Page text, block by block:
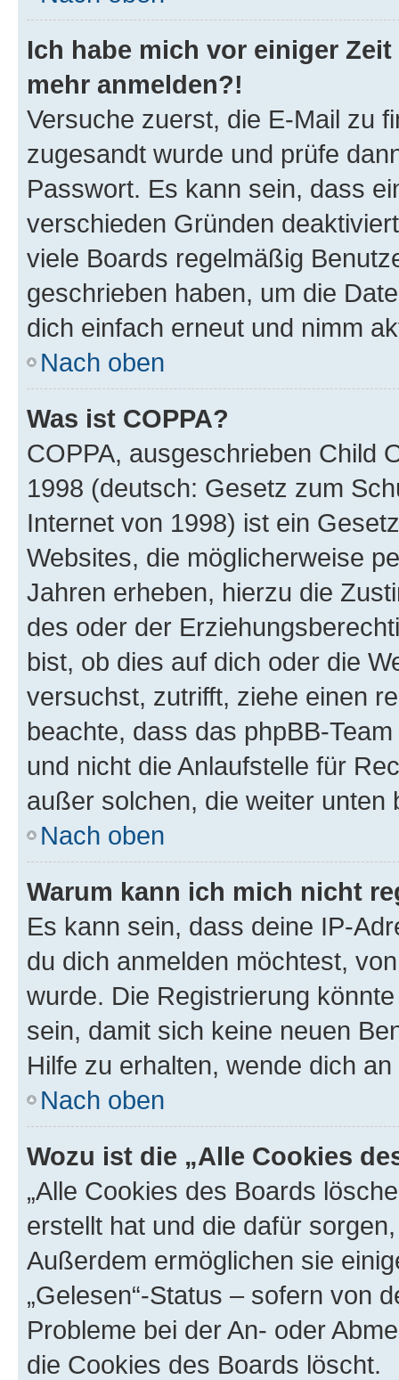
Ich habe mich vor einiger
mehr anmelden?!
Versuche zuerst, die E-Mail zu
zugesandt wurde und prüfe
Passwort. Es kann sein, dass
verschieden Gründen
viele Boards regelmäßig
geschrieben haben, um die
dich einfach erneut und nimm
Nach oben
Was ist COPPA?
COPPA, ausgeschrieben Child
1998 (deutsch: Gesetz zum
Internet von 1998) ist ein
Websites, die möglicherweise
Jahren erheben, hierzu die
des oder der
bist, ob dies auf dich oder die
versuchst, zutrifft, ziehe einen
beachte, dass das phpBB-
und nicht die Anlaufstelle für
außer solchen, die weiter unten
Nach oben
Warum kann ich mich nicht
Es kann sein, dass deine IP-
du dich anmelden möchtest,
wurde. Die Registrierung
sein, damit sich keine neuen
Hilfe zu erhalten, wende dich
Nach oben
Wozu ist die „Alle Cookies
„Alle Cookies des Boards
erstellt hat und die dafür
Außerdem ermöglichen sie
„Gelesen“-Status – sofern von
Probleme bei der An- oder
die Cookies des Boards löscht.